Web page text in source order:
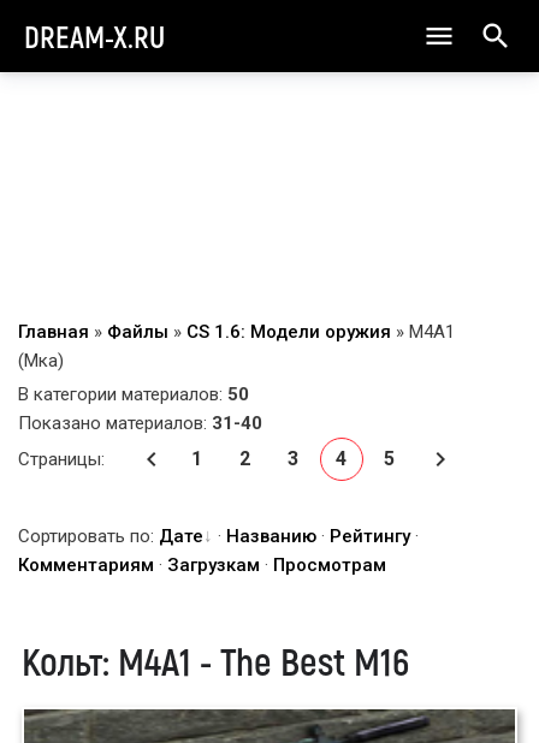
DREAM-X.RU
Главная » Файлы » CS 1.6: Модели оружия » M4A1
(Мка)
В категории материалов: 50
Показано материалов: 31-40
Страницы: 1 2 3 4 5
Сортировать по: Дате · Названию · Рейтингу·
Комментариям · Загрузкам · Просмотрам
Кольт: M4A1 - The Best M16